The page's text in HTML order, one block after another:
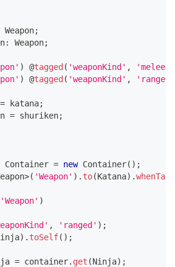
Weapon;
: Weapon;
) @tagged ( 'weaponKind' , 'melee'
) @tagged ( 'weaponKind' ,
'ranged'
= katana;
= shuriken;
Container = new Container( ) ;
>( 'Weapon' ) . to(Katana) .
'Weapon' )
, 'ranged' ) ;
) . toSelf( ) ;
= container. get (Ninja) ;